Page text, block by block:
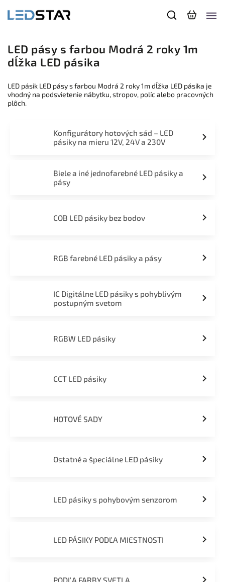
LED pásy s farbou Modrá 2 roky 1m
dĺžka LED pásika
LED pásik LED pásy s farbou Modrá 2 roky 1m dĺžka LED pásika je
vhodný na podsvietenie nábytku, stropov, políc alebo pracovných
plôch.
Konfigurátory hotových sád – LED
pásiky na mieru 12V, 24V a 230V
Biele a iné jednofarebné LED pásiky a
pásy
COB LED pásiky bez bodov
RGB farebné LED pásiky a pásy
IC Digitálne LED pásiky s pohyblivým
postupným svetom
RGBW LED pásiky
CCT LED pásiky
HOTOVÉ SADY
Ostatné a špeciálne LED pásiky
LED pásiky s pohybovým senzorom
LED PÁSIKY PODĽA MIESTNOSTI
PODĽA FARBY SVETLA